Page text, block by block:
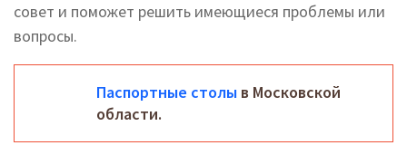
совет и поможет решить имеющиеся проблемы или
вопросы.
Паспортные столы в Московской
области.